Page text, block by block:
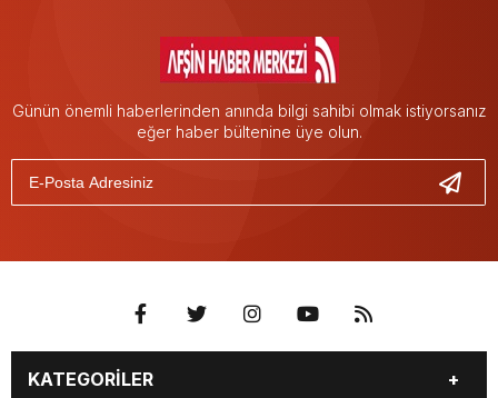
Günün önemli haberlerinden anında bilgi sahibi olmak istiyorsanız
eğer haber bültenine üye olun.
KATEGORİLER